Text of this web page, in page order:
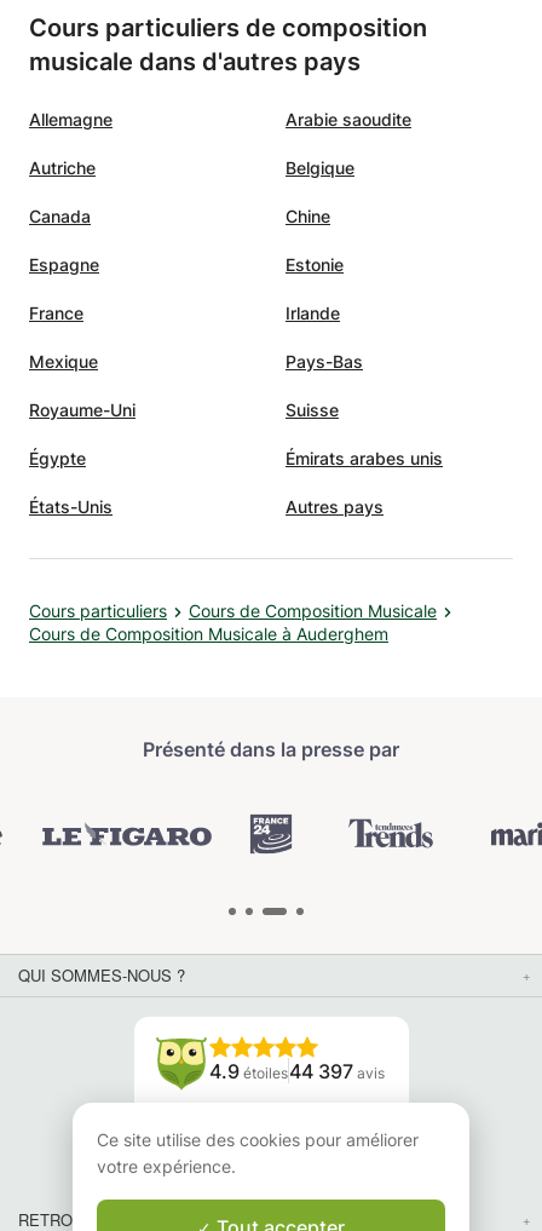
Cours particuliers de composition
musicale dans d'autres pays
Allemagne Arabie saoudite
Autriche Belgique
Canada Chine
Espagne Estonie
France Irlande
Mexique Pays-Bas
Royaume-Uni Suisse
Égypte Émirats arabes unis
États-Unis Autres pays
Cours particuliers
Cours de Composition Musicale
Cours de Composition Musicale à Auderghem
Présenté dans la presse par
QUI SOMMES-NOUS ?
4.9 étoiles44 397 avis
Lisez nos avis
RETROUVEZ-NOUS
Ce site utilise des cookies pour améliorer
votre expérience.